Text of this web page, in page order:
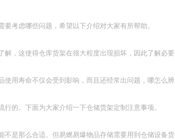
考虑哪些问题，希望以下介绍对大家有所帮助。
，这使得仓库货架在很大程度出现损坏，因此了解必
用寿命不仅会受到影响，而且还经常出问题，哪怎么
的。下面为大家介绍一下仓储货架定制注意事项。
是那么合适。但易燃易爆物品存储需要用到仓储设